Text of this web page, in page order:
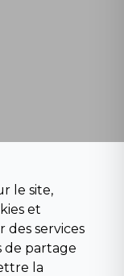
le site,
et
des services
de partage
la